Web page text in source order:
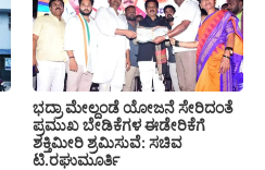
ಭದ್ರಾ ಮೇಲ್ದಂಡೆ ಯೋಜನೆ ಸೇರಿದಂತೆ
ಪ್ರಮುಖ ಬೇಡಿಕೆಗಳ ಈಡೇರಿಕೆಗೆ
ಶಕ್ತಿಮೀರಿ ಶ್ರಮಿಸುವೆ: ಸಚಿವ
ಟಿ.ರಘುಮೂರ್ತಿ